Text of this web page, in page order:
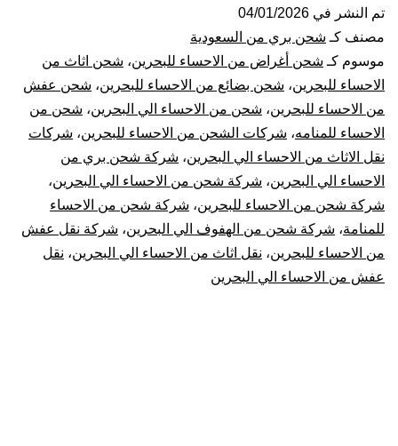
من
الاحساء
الي
البحرين
|
نقل
عفش
تم النشر في 04/01/2026
مصنف كـ شحن بري من السعودية
موسوم كـ شحن أغراض من الاحساء للبحرين، شحن اثاث من
الاحساء للبحرين، شحن بضائع من الاحساء للبحرين، شحن عفش
من الاحساء للبحرين، شحن من الاحساء الي البحرين، شحن من
الاحساء للمنامه، شركات الشحن من الاحساء للبحرين، شركات
نقل الاثاث من الاحساء الي البحرين، شركة شحن بري من
الاحساء الي البحرين، شركة شحن من الاحساء الي البحرين،
شركة شحن من الاحساء للبحرين، شركة شحن من الاحساء
للمنامة، شركة شحن من الهفوف الي البحرين، شركة نقل عفش
من الاحساء للبحرين، نقل اثاث من الاحساء الي البحرين، نقل
عفش من الاحساء الي البحرين